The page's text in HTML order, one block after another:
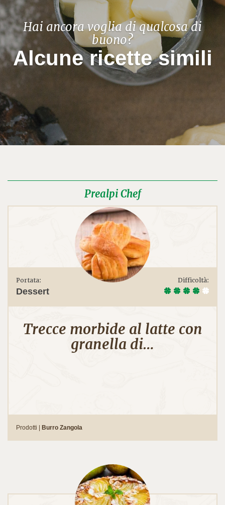
Hai ancora voglia di qualcosa di
buono?
Alcune ricette simili
Prealpi Chef
Portata:
Dessert
Difficoltà:
Trecce morbide al latte con
granella di…
Prodotti | Burro Zangola